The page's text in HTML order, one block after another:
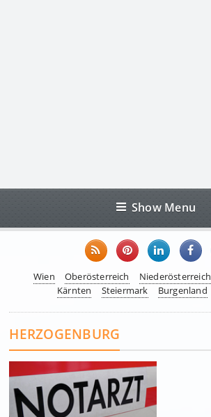
Show Menu
Wien Oberösterreich Niederösterreich
Kärnten
Steiermark Burgenland
HERZOGENBURG